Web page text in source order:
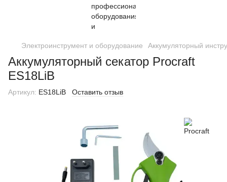
Электроинструмент и оборудование Аккумуляторный
Аккумуляторный секатор Procraft
ES18LiB
Артикул: ES18LiB Оставить отзыв